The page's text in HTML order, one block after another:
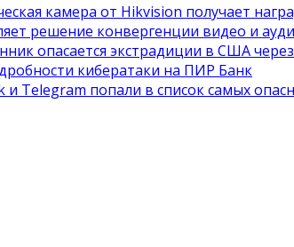
камера от Hikvision получает
решение конвергенции видео и
опасается экстрадиции в США
кибератаки на ПИР Банк
и Telegram попали в список самых